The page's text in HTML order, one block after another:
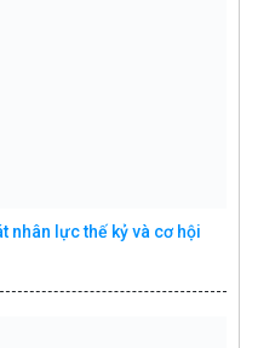
nhân lực thế kỷ và cơ hội